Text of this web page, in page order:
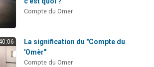
Compte du Omer
La signification du "Compte du
'Omèr"
Compte du Omer